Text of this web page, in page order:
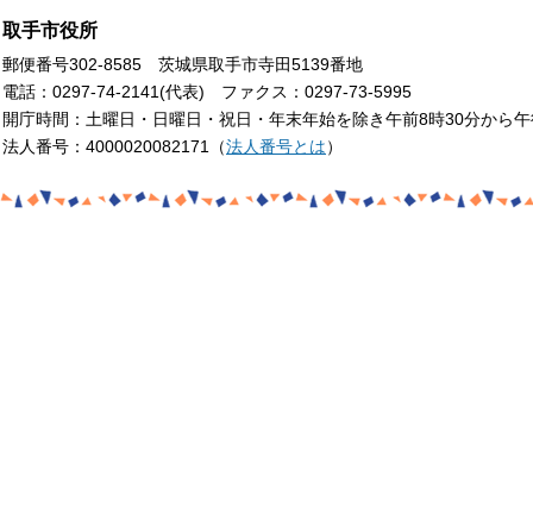
取手市役所
郵便番号302-8585 茨城県取手市寺田5139番地
電話：0297-74-2141(代表) ファクス：0297-73-5995
開庁時間：土曜日・日曜日・祝日・年末年始を除き午前8時30分から
法人番号：4000020082171（法人番号とは）